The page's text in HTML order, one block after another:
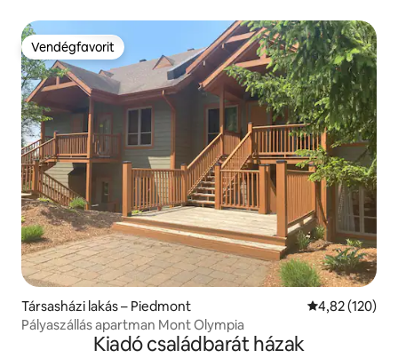
Vendégfavorit
Vendégfavorit
Társasházi lakás – Piedmont Átlagos
4,82 (120)
Pályaszállás apartman Mont Olympia
Kiadó családbarát házak